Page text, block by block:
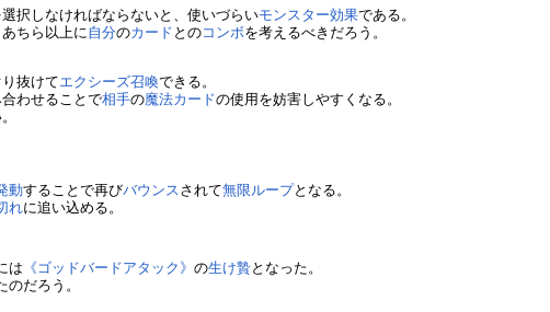
選択しなければならないと、使いづらいモンスター効果である。
ちら以上に自分のカード とのコンボを考えるべきだろう。
抜けてエクシーズ召喚できる。
合わせることで相手の魔法カードの使用を妨害しやすくなる。
動することで再びバウンスされて無限ループとなる。
れに追い込める。
は 《ゴッドバードアタック》の生け贄となった。
のだろう。